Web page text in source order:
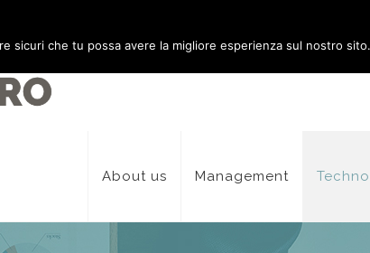
About us Management
sicuri che tu possa avere la migliore esperienza sul nostro sito.